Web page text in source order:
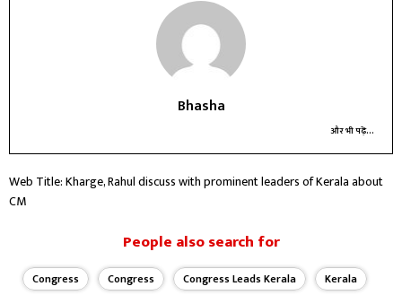
Bhasha
और भी पढ़ें...
Web Title: Kharge, Rahul discuss with prominent leaders of Kerala about
CM
People also search for
Congress Congress Congress Leads Kerala
Kerala